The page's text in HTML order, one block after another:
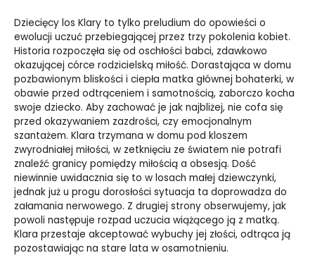
Dziecięcy los Klary to tylko preludium do opowieści o
ewolucji uczuć przebiegającej przez trzy pokolenia kobiet.
Historia rozpoczęła się od oschłości babci, zdawkowo
okazującej córce rodzicielską miłość. Dorastająca w domu
pozbawionym bliskości i ciepła matka głównej bohaterki, w
obawie przed odtrąceniem i samotnością, zaborczo kocha
swoje dziecko. Aby zachować je jak najbliżej, nie cofa się
przed okazywaniem zazdrości, czy emocjonalnym
szantażem. Klara trzymana w domu pod kloszem
zwyrodniałej miłości, w zetknięciu ze światem nie potrafi
znaleźć granicy pomiędzy miłością a obsesją. Dość
niewinnie uwidacznia się to w losach małej dziewczynki,
jednak już u progu dorosłości sytuacja ta doprowadza do
załamania nerwowego. Z drugiej strony obserwujemy, jak
powoli następuje rozpad uczucia wiążącego ją z matką.
Klara przestaje akceptować wybuchy jej złości, odtrąca ją
pozostawiając na stare lata w osamotnieniu.